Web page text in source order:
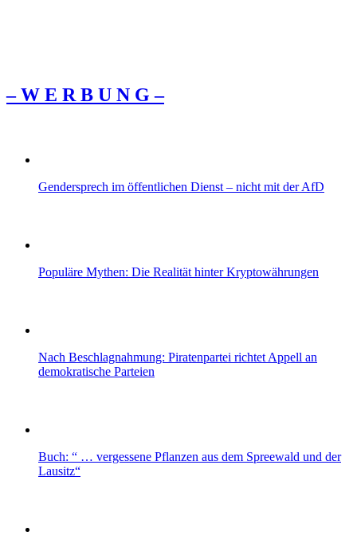
– W Ε R Β U Ν G –
Gendersprech im öffentlichen Dienst – nicht mit der AfD
Populäre Mythen: Die Realität hinter Kryptowährungen
Nach Beschlagnahmung: Piratenpartei richtet Appell an
demokratische Parteien
Buch: “ … vergessene Pflanzen aus dem Spreewald und der
Lausitz“